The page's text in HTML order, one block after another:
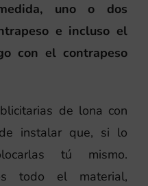
uno o dos
e incluso el
con el contrapeso
de lona con
instalar que, si lo
tú mismo.
todo el material,